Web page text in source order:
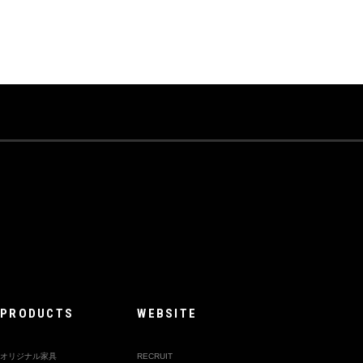
PRODUCTS
オリジナル家具
WEBSITE
RECRUIT